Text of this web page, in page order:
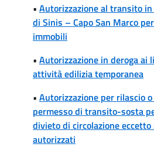
• Autorizzazione al transito
di Sinis – Capo San Marco
immobili
• Autorizzazione in deroga ai
attività edilizia temporanea
• Autorizzazione per rilascio
permesso di transito-sosta
divieto di circolazione
autorizzati